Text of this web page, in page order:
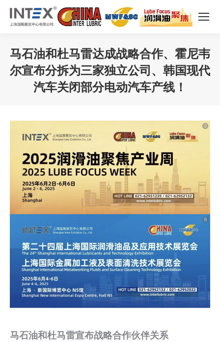
马石油和杜马雷达成战略合作、霍尼韦
尔宣布分拆为三家独立公司、韩国现代
汽车关闭部分电动汽车产线！
马石油和杜马雷宣布战略合作伙伴关系